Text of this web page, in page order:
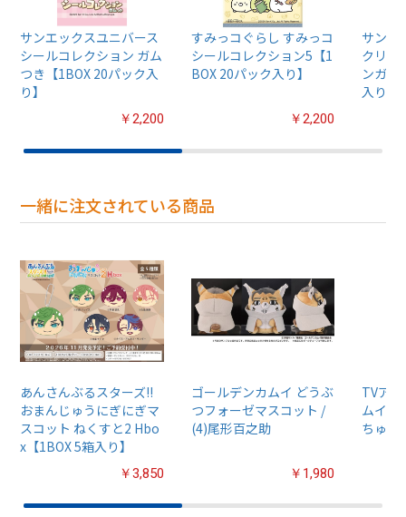
サンエックスユニバース
シールコレクション ガム
つき【1BOX 20パック入
り】
￥2,200
すみっコぐらし すみっコ
シールコレクション5【1
BOX 20パック入り】
￥2,200
サンエ
クリア
ンガム
入り】
一緒に注文されている商品
あんさんぶるスターズ!!
おまんじゅうにぎにぎマ
スコット ねくすと2 Hbo
x【1BOX 5箱入り】
￥3,850
ゴールデンカムイ どうぶ
つフォーゼマスコット /
(4)尾形百之助
￥1,980
TVア
ムイ』
ちゅる